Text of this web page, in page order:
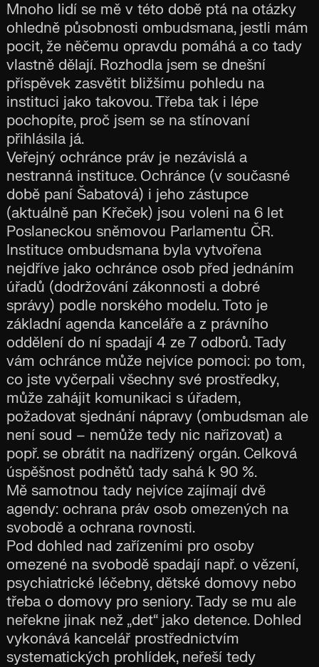
Mnoho lidí se mě v této době ptá na otázky
ohledně působnosti ombudsmana, jestli mám
pocit, že něčemu opravdu pomáhá a co tady
vlastně dělají. Rozhodla jsem se dnešní
příspěvek zasvětit bližšímu pohledu na
instituci jako takovou. Třeba tak i lépe
pochopíte, proč jsem se na stínovaní
přihlásila já.
Veřejný ochránce práv je nezávislá a
nestranná instituce. Ochránce (v současné
době paní Šabatová) i jeho zástupce
(aktuálně pan Křeček) jsou voleni na 6 let
Poslaneckou sněmovou Parlamentu ČR.
Instituce ombudsmana byla vytvořena
nejdříve jako ochránce osob před jednáním
úřadů (dodržování zákonnosti a dobré
správy) podle norského modelu. Toto je
základní agenda kanceláře a z právního
oddělení do ní spadají 4 ze 7 odborů. Tady
vám ochránce může nejvíce pomoci: po tom,
co jste vyčerpali všechny své prostředky,
může zahájit komunikaci s úřadem,
požadovat sjednání nápravy (ombudsman ale
není soud – nemůže tedy nic nařizovat) a
popř. se obrátit na nadřízený orgán. Celková
úspěšnost podnětů tady sahá k 90 %.
Mě samotnou tady nejvíce zajímají dvě
agendy: ochrana práv osob omezených na
svobodě a ochrana rovnosti.
Pod dohled nad zařízeními pro osoby
omezené na svobodě spadají např. o vězení,
psychiatrické léčebny, dětské domovy nebo
třeba o domovy pro seniory. Tady se mu ale
neřekne jinak než „det“ jako detence. Dohled
vykonává kancelář prostřednictvím
systematických prohlídek, neřeší tedy